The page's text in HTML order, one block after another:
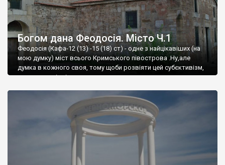
Богом дана Феодосія. Місто Ч.1
Феодосія (Кафа-12 (13) -15 (18) ст) - одне з найцікавіших (на
мою думку) міст всього Кримського півострова .Ну,але
думка в кожного своя, тому щоби розвіяти цей субєктивізм,
запрошую відвідати це